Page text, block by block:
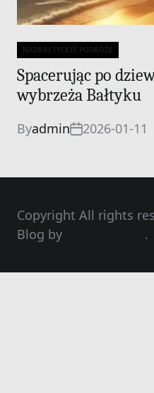
Categories
NADBAŁTYCKIE PODRÓŻE
Spacerując po
wybrzeża Bałtyku
Byadmin 2026-01-11
Copyright All rights
Blog by
.